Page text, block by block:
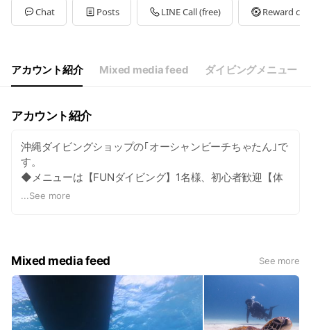
Chat Posts LINE Call (free) Reward
アカウント紹介 Mixed media feed ダイビングメニュー
アカウント紹介
沖縄ダイビングショップの｢オーシャンビーチちゃたん｣で
す。
◆メニューは【FUNダイビング】1名様、初心者歓迎【体
験ダイビング】【ライセンス講習】【スキルアップ講習】
２．水中の不思議なことを発見してもらう！
３．一人でダイビングに行くのが不安！
などダイビングについてご相談にのります！
詳しくは HP
http://www.oceanbeach-net.com/
TEL 080-5526-1795
...See more
Mixed media feed See more